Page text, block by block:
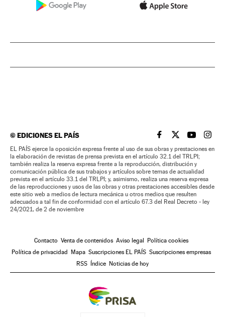
©EDICIONES EL PAÍS EL PAÍS BRASIL EN
EL PAÍSEL PAÍS
EL
EL PAÍS ejerce la oposición expresa frente al uso de sus obras y prestaciones en
la elaboración de revistas de prensa prevista en el artículo 32.1 del TRLPI;
también realiza la reserva expresa frente a la reproducción, distribución y
comunicación pública de sus trabajos y artículos sobre temas de actualidad
prevista en el artículo 33.1 del TRLPI; y, asimismo, realiza una reserva expresa
de las reproducciones y usos de las obras y otras prestaciones accesibles desde
este sitio web a medios de lectura mecánica u otros medios que resulten
adecuados a tal fin de conformidad con el artículo 67.3 del Real Decreto - ley
24/2021, de 2 de noviembre
Contacto Venta de contenidos Aviso legal
Política cookies
Política de privacidad
Mapa Suscripciones EL PAÍS Suscripciones empresas
RSS
Índice Noticias de hoy